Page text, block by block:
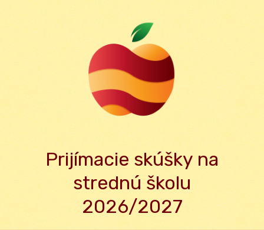
Prijímacie skúšky na
strednú školu
2026/2027